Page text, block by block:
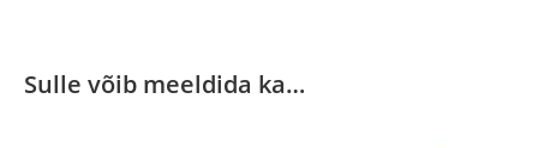
Sulle võib meeldida ka…